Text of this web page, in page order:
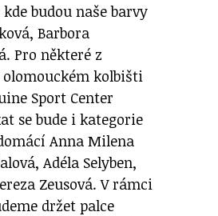
budou naše barvy
Barbora
Pro některé z
olomouckém kolbišti
Sport Center
se bude i kategorie
Anna Milena
Adéla Selyben,
Zeusová. V rámci
držet palce